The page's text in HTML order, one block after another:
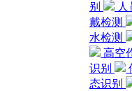
别
人
戴检测
水检测
高空
识别
态识别